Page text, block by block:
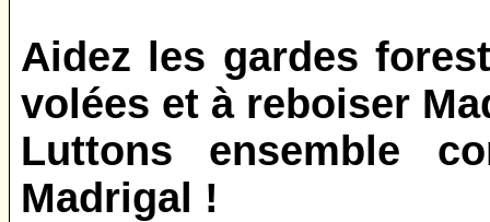
Aidez les gardes
volées et à reboiser
Luttons ensemble
Madrigal !